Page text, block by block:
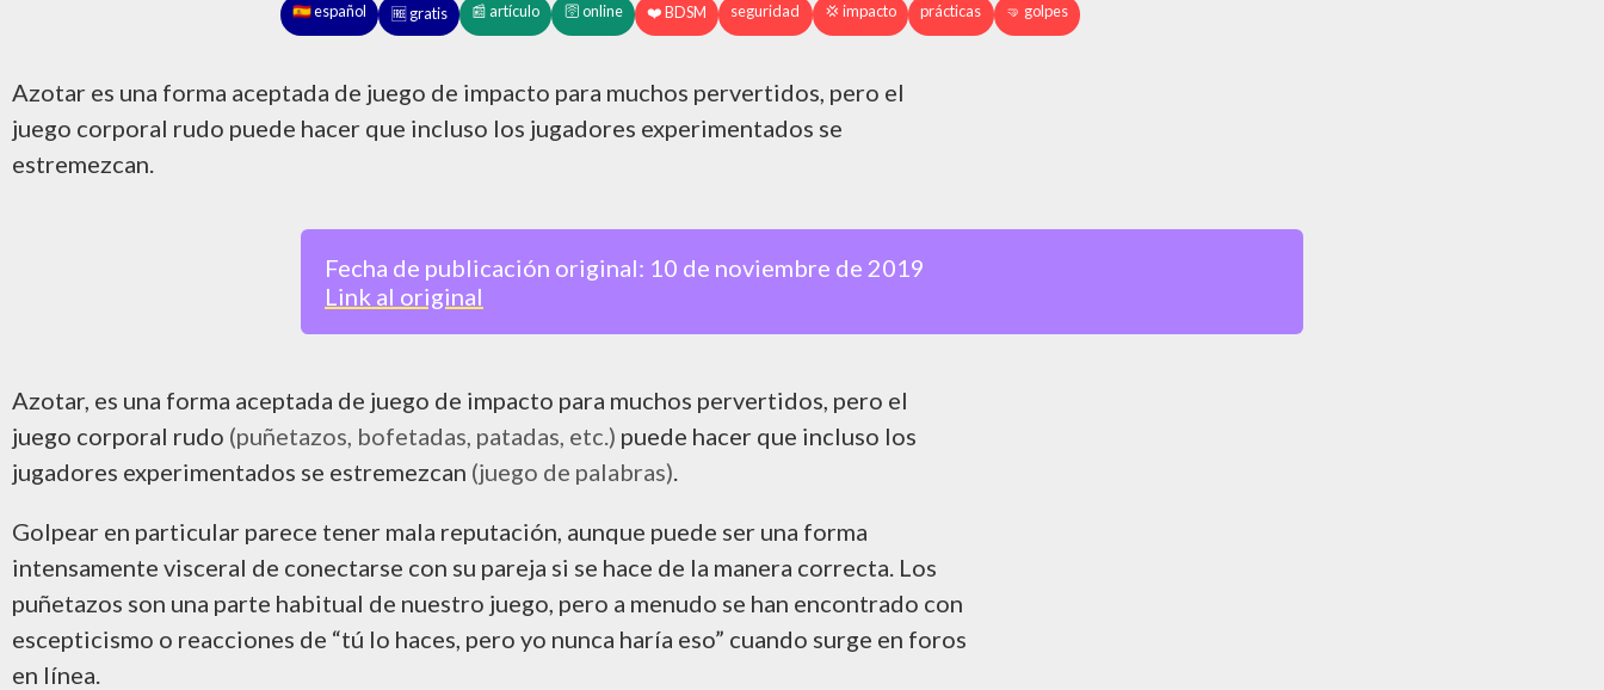
🇪🇸 español 🆓 gratis 📰 artículo 🛜 online ❤️ BDSM seguridad 💢 impacto prácticas 🤜 golpes
Azotar es una forma aceptada de juego de impacto para muchos pervertidos, pero el
juego corporal rudo puede hacer que incluso los jugadores experimentados se
estremezcan.
Fecha de publicación original: 10 de noviembre de 2019
Link al original
Azotar, es una forma aceptada de juego de impacto para muchos pervertidos, pero el
juego corporal rudo (puñetazos, bofetadas, patadas, etc.) puede hacer que incluso los
jugadores experimentados se estremezcan (juego de palabras)
Golpear en particular parece tener mala reputación, aunque puede ser una forma
intensamente visceral de conectarse con su pareja si se hace de la manera correcta. Los
puñetazos son una parte habitual de nuestro juego, pero a menudo se han encontrado con
escepticismo o reacciones de “tú lo haces, pero yo nunca haría eso” cuando surge en foros
en línea.